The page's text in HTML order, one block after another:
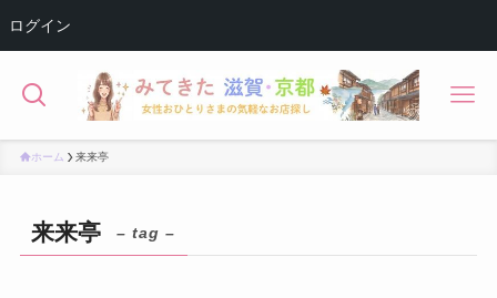
ログイン
ホーム 来来亭
来来亭 – tag –